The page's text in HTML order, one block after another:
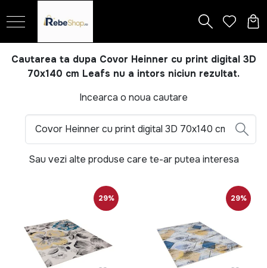
Cautarea ta dupa Covor Heinner cu print digital 3D
70x140 cm Leafs nu a intors niciun rezultat.
Incearca o noua cautare
Sau vezi alte produse care te-ar putea interesa
29% 29%